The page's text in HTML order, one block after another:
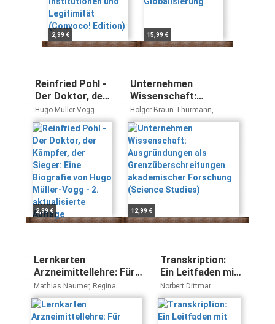
2,99 € 15,99 €
Reinfried Pohl -
Der Doktor, der
Kämpfer, der
Sieger: Eine
Biografie von
Hugo Müller-
Vogg - 2.
aktualisierte
Auflage
Hugo Müller-Vogg
2,99 €
Unternehmen
Wissenschaft:
Ausgründungen als
Grenzüberschreitungen
akademischer
Forschung (Science
Studies)
Holger Braun-Thürmann,
Andreas Knie, Dagmar Simon
12,99 €
Lernkarten
Arzneimittellehre: Für
Pflege- und andere
Gesundheitsfachberufe
Mathias Naumer, Regina
Nienhaus, Beate Naumer
Transkription:
Ein Leitfaden mit
Aufgaben für
Studenten,
Forscher und
Laien (Qualitative
Norbert Dittmar